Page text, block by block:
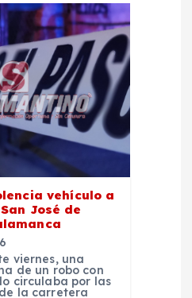
vehículo a
José de
viernes, una
de un robo con
circulaba por las
la carretera